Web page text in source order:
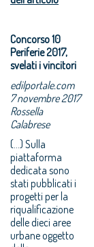
Concorso 10
Periferie 2017,
svelati i vincitori
edilportale.com
7 novembre 2017
Rossella
Calabrese
(...) Sulla
piattaforma
dedicata sono
stati pubblicati i
progetti per la
riqualificazione
delle dieci aree
urbane oggetto